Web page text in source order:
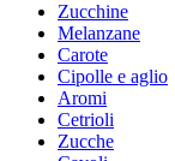
Zucchine
Melanzane
Carote
Cipolle e aglio
Aromi
Cetrioli
Zucche